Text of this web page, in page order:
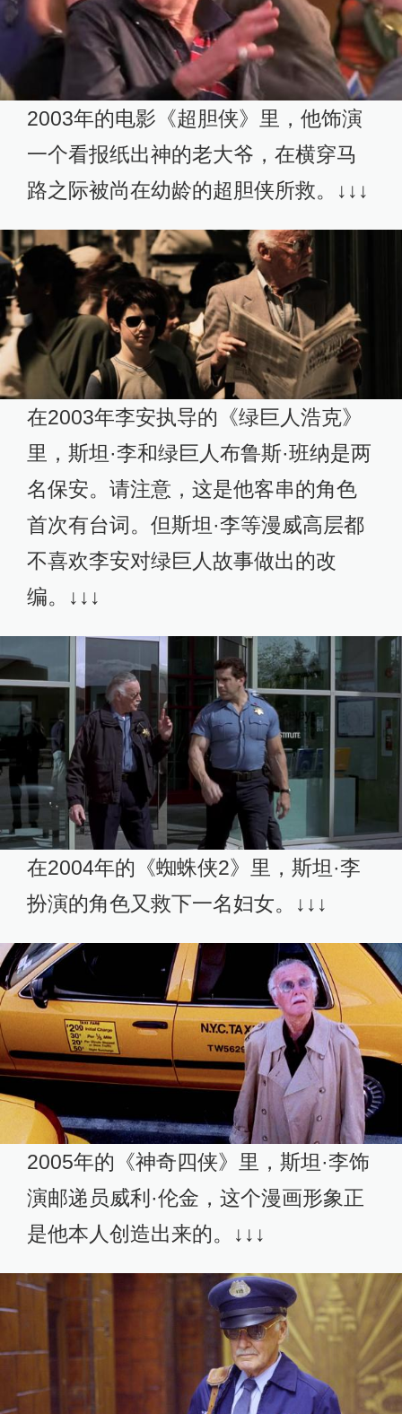
2003年的电影《超胆侠》里，他饰演
一个看报纸出神的老大爷，在横穿马
路之际被尚在幼龄的超胆侠所救。↓↓↓
在2003年李安执导的《绿巨人浩克》
里，斯坦·李和绿巨人布鲁斯·班纳是两
名保安。请注意，这是他客串的角色
首次有台词。但斯坦·李等漫威高层都
不喜欢李安对绿巨人故事做出的改
编。↓↓↓
在2004年的《蜘蛛侠2》里，斯坦·李
扮演的角色又救下一名妇女。↓↓↓
2005年的《神奇四侠》里，斯坦·李饰
演邮递员威利·伦金，这个漫画形象正
是他本人创造出来的。↓↓↓